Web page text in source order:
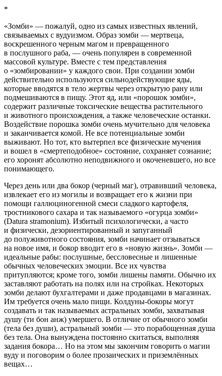
*
«Зомби» — пожалуй, одно из самых известных явлений,
связываемых с вудуизмом. Образ зомби — мертвеца,
воскрешенного черным магом и превращенного
в послушного раба, — очень популярен в современной
массовой культуре. Вместе с тем представления
о «зомбировании» у каждого свои. При создании зомби
действительно используются сильнодействующие яды,
которые вводятся в тело жертвы через открытую рану или
подмешиваются в пищу. Этот яд, или «порошок зомби»,
содержит различные токсические вещества растительного
и животного происхождения, а также человеческие останки.
Воздействие порошка зомби очень мучительно для человека
и заканчивается комой. Не все потенциальные зомби
выживают. Но тот, кто вытерпел все физические мучения
и вошел в «смертеподобное» состояние, сохраняет сознание;
его хоронят абсолютно неподвижного и окоченевшего, но все
понимающего.
Через день или два бокор (черный маг), отравивший человека,
извлекает его из могилы и возвращает его к жизни при
помощи галлюциногенной смеси сладкого картофеля,
тростникового сахара и так называемого «огурца зомби»
(Datura stramonium). Избитый психологически, а часто
и физически, дезориентированный и запуганный
до полуживотного состояния, зомби начинает отзываться
на новое имя, и бокор вводит его в «новую жизнь». Зомби —
идеальные рабы: послушные, бессловесные и лишенные
обычных человеческих эмоции. Все их чувства
притупляются; кроме того, зомби лишены памяти. Обычно их
заставляют работать на полях или на стройках. Некоторых
зомби делают бухгалтерами и даже продавцами в магазинах.
Им требуется очень мало пищи. Колдуны-бокоры могут
создавать и так называемых астральных зомби, захватывая
душу (ти бон анж) умершего. В отличие от обычного зомби
(тела без души), астральный зомби — это порабощенная душа
без тела. Она вынуждена постоянно скитаться, выполняя
задания бокора… Но на этом мы закончим говорить о магии
вуду и поговорим о более прозаических и приземлённых
вещах…